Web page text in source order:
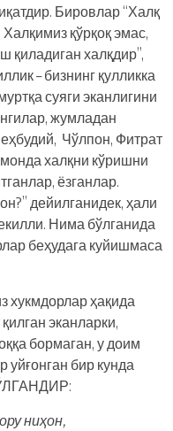
Бировлар “Халқ
қўрқоқ эмас,
қиладиган халқдир”,
– бизнинг қулликка
суяги эканлигини
жумладан
Чўлпон, Фитрат
халқни кўришни
ёзганлар.
дейилганидек, ҳали
Нима бўлганида
беҳудага куйишмаса
хукмдорлар ҳақида
эканларки,
бормаган, у доим
уйғонган бир кунда
ниҳон,